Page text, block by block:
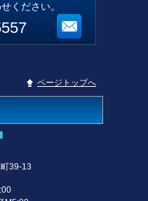
ください。
ページトップへ
39-13